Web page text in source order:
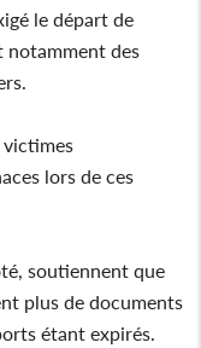
le départ de
notamment des
lors de ces
soutiennent que
plus de documents
étant expirés.